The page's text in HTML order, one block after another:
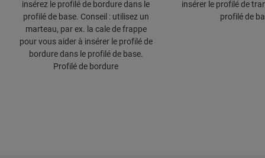
insérez le profilé de bordure dans le
profilé de base. Conseil : utilisez un
marteau, par ex. la cale de frappe
pour vous aider à insérer le profilé de
bordure dans le profilé de base.
Profilé de bordure
insérer le profilé de
profilé de